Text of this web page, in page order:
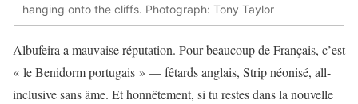
hanging onto the cliffs. Photograph: Tony Taylor
Albufeira a mauvaise réputation. Pour beaucoup de Français, c’est
« le Benidorm portugais » — fêtards anglais, Strip néonisé, all-
inclusive sans âme. Et honnêtement, si tu restes dans la nouvelle